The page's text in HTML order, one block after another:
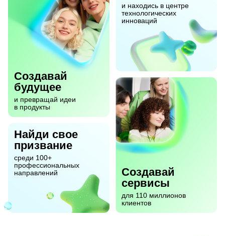
Создавай
будущее
и превращай идеи
в продукты
Найди свое
призвание
среди 100+
профессиональных
направлений
и находись в центре
технологических
инноваций
Создавай
сервисы
для 110 миллионов
клиентов